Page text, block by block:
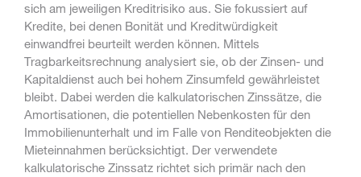
sich am jeweiligen Kreditrisiko aus. Sie fokussiert auf
Kredite, bei denen Bonität und Kreditwürdigkeit
einwandfrei beurteilt werden können. Mittels
Tragbarkeitsrechnung analysiert sie, ob der Zinsen- und
Kapitaldienst auch bei hohem Zinsumfeld gewährleistet
bleibt. Dabei werden die kalkulatorischen Zinssätze, die
Amortisationen, die potentiellen Nebenkosten für den
Immobilienunterhalt und im Falle von Renditeobjekten die
Mieteinnahmen berücksichtigt. Der verwendete
kalkulatorische Zinssatz richtet sich primär nach den